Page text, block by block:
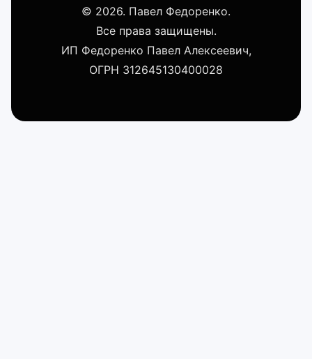
© 2026. Павел Федоренко.
Все права защищены.
ИП Федоренко Павел Алексеевич,
ОГРН 312645130400028